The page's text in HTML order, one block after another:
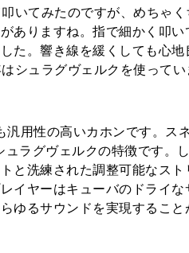
いてみたのですが、めちゃく
ありますね。指で細かく叩い
た。響き線を緩くしても心地
シュラグヴェルクを使ってい
用性の高いカホンです。ス
ラグヴェルクの特徴です。
と洗練された調整可能なスト
イヤーはキューバのドライな
ゆるサウンドを実現すること